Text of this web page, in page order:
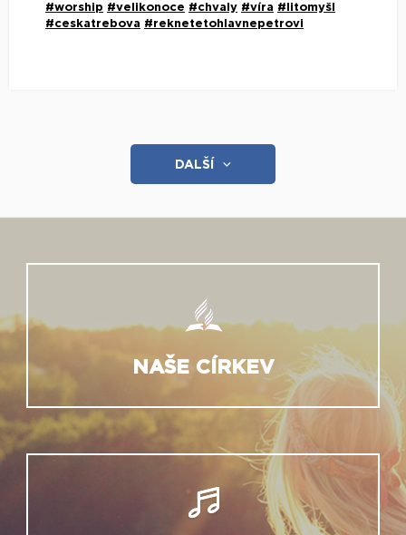
#worship #velikonoce #chvaly #víra #litomyšl
#ceskatrebova #reknetetohlavnepetrovi
DALŠÍ
NAŠE CÍRKEV